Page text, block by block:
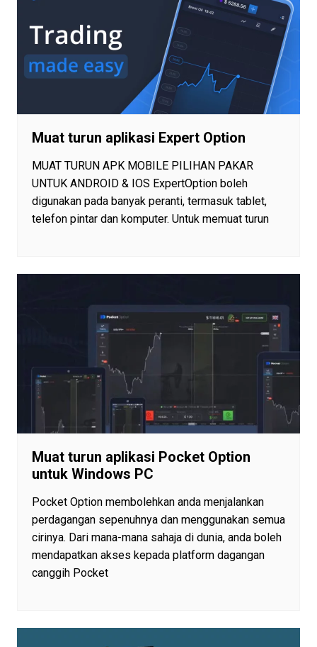
Muat turun aplikasi Expert Option
MUAT TURUN APK MOBILE PILIHAN PAKAR
UNTUK ANDROID & IOS ExpertOption boleh
digunakan pada banyak peranti, termasuk tablet,
telefon pintar dan komputer. Untuk memuat turun
Muat turun aplikasi Pocket Option
untuk Windows PC
Pocket Option membolehkan anda menjalankan
perdagangan sepenuhnya dan menggunakan semua
cirinya. Dari mana-mana sahaja di dunia, anda boleh
mendapatkan akses kepada platform dagangan
canggih Pocket